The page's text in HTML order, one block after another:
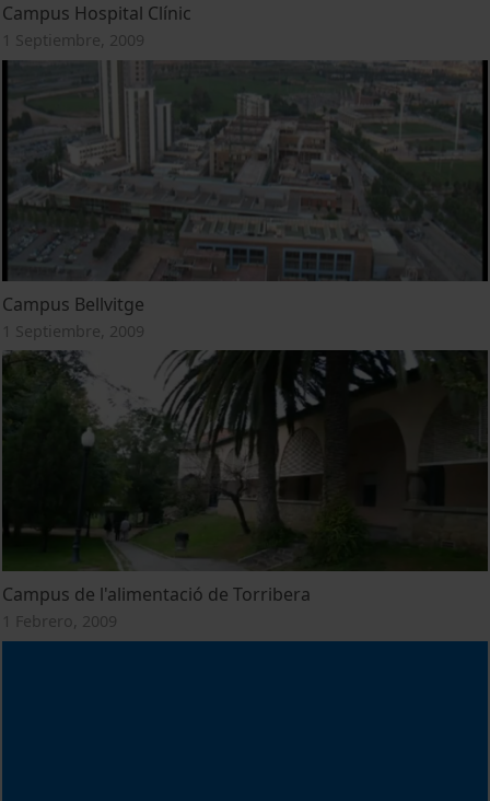
Campus Hospital Clínic
1 Septiembre, 2009
Campus Bellvitge
1 Septiembre, 2009
Campus de l'alimentació de Torribera
1 Febrero, 2009